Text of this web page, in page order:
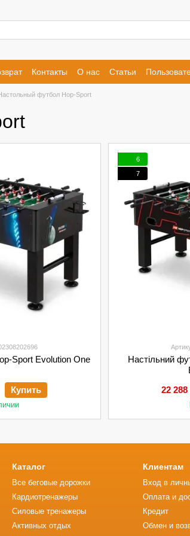
Контакты О нас Статьи
футбол Hop-Sport
Sport Evolution One
Купить
6
7
Настільний
22 288
Каталог
Все беговые дорожки
Кардиотренажеры
Силовые тренажеры
Активных отдых
Клиентам
Вход в
Оплата и
Кредит
Обмен и